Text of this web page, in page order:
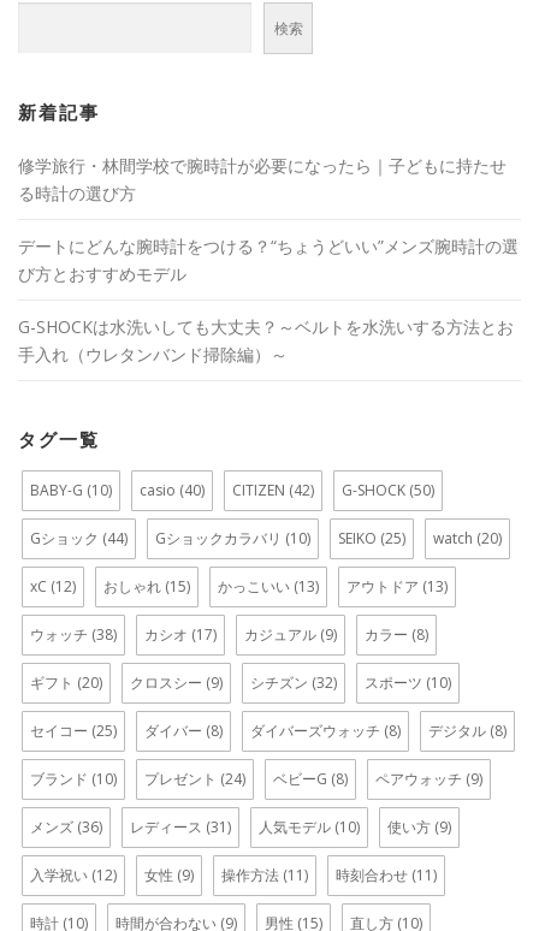
検索
新着記事
修学旅行・林間学校で腕時計が必要になったら｜子どもに持たせ
る時計の選び方
デートにどんな腕時計をつける？“ちょうどいい”メンズ腕時計の選
び方とおすすめモデル
G-SHOCKは水洗いしても大丈夫？～ベルトを水洗いする方法とお
手入れ（ウレタンバンド掃除編）～
タグ一覧
BABY-G (10) casio (40) CITIZEN (42) G-SHOCK (50)
Gショック (44) Gショックカラバリ (10) SEIKO (25) watch (20)
xC (12) おしゃれ (15) かっこいい (13) アウトドア (13)
ウォッチ (38) カシオ (17) カジュアル (9) カラー (8)
ギフト (20) クロスシー (9) シチズン (32) スポーツ (10)
セイコー (25) ダイバー (8) ダイバーズウォッチ (8) デジタル (8)
ブランド (10) プレゼント (24) ベビーG (8) ペアウォッチ (9)
メンズ (36) レディース (31) 人気モデル (10) 使い方 (9)
入学祝い (12) 女性 (9) 操作方法 (11) 時刻合わせ (11)
時計 (10) 時間が合わない (9) 男性 (15) 直し方 (10)